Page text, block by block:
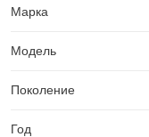
Марка
Модель
Поколение
Год